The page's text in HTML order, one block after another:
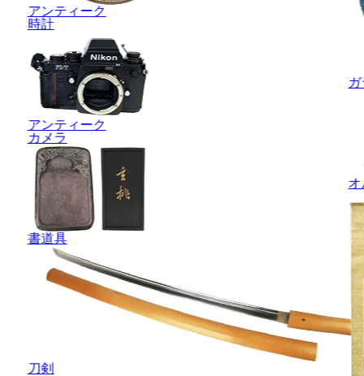
アンティーク
時計
アンティーク
カメラ
書道具
刀剣
オ